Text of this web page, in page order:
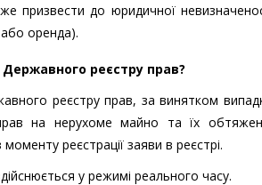
призвести до юридичної
оренда).
реєстру прав?
реєстру прав, за винятком
на нерухоме майно та їх
реєстрації заяви в реєстрі.
у режимі реального часу.